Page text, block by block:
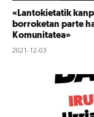
«Lantokietatik
borroketan parte
Komunitatea»
2021-12-03